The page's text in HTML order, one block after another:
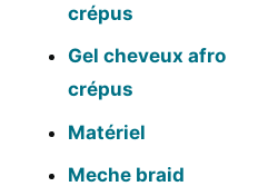
crépus
Gel cheveux afro
crépus
Matériel
Meche braid